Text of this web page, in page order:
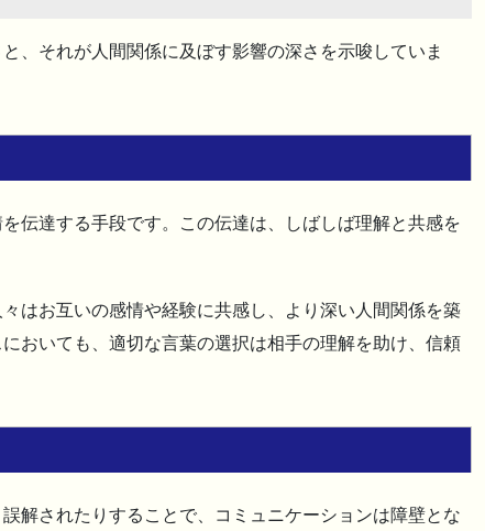
、それが人間関係に及ぼす影響の深さを示唆していま
伝達する手段です。この伝達は、しばしば理解と共感を
はお互いの感情や経験に共感し、より深い人間関係を築
おいても、適切な言葉の選択は相手の理解を助け、信頼
解されたりすることで、コミュニケーションは障壁とな